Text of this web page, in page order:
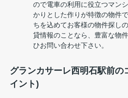
ので電車の利用に役立つマン
かりとした作りが特徴の物件
ちを込めてお客様の物件探し
貸情報のことなら、豊富な物
ひお問い合わせ下さい。
グランカサーレ西明石駅前の
イント)